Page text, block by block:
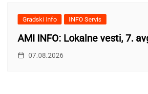
Gradski Info INFO Servis
AMI INFO: Lokalne vesti, 7.
07.08.2026